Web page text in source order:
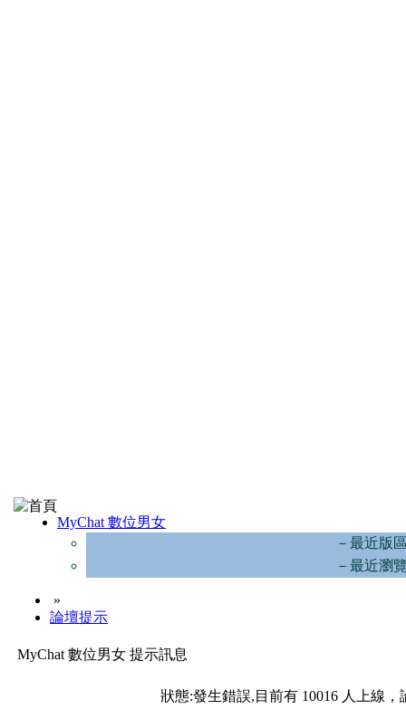
MyChat 數位男女
－最近版
－最近瀏
»
論壇提示
MyChat 數位男女 提示訊息
狀態:發生錯誤,目前有 10016 人上線